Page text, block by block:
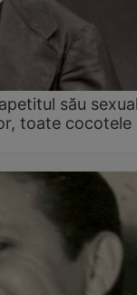
său
toate cocotele